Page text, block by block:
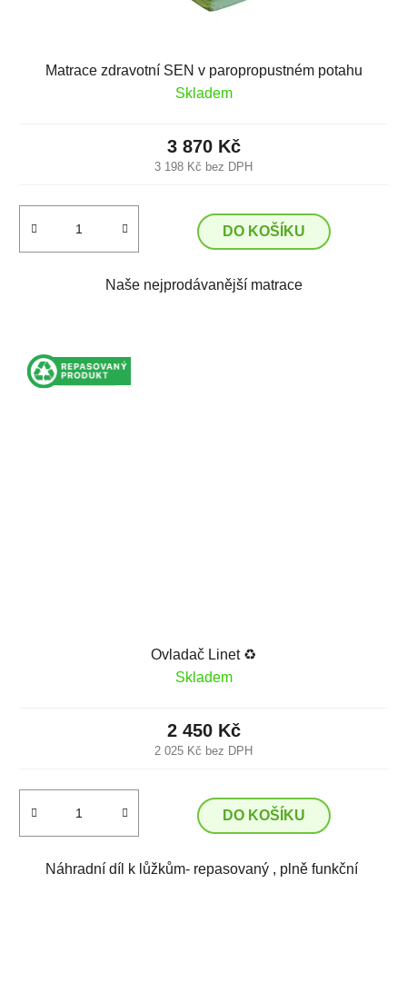
Matrace zdravotní SEN v paropropustném potahu
Skladem
3 198 Kč bez DPH
3 870 Kč
DO KOŠÍKU
Naše nejprodávanější matrace
Ovladač Linet ♻️
Skladem
2 025 Kč bez DPH
2 450 Kč
DO KOŠÍKU
Náhradní díl k lůžkům- repasovaný , plně funkční